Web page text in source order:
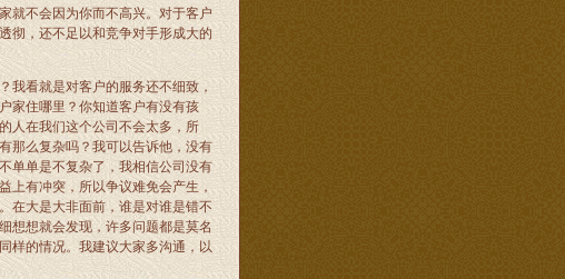
就不会因为你而不高兴。对于客户
彻，还不足以和竞争对手形成大的
我看就是对客户的服务还不细致，
家住哪里？你知道客户有没有孩
人在我们这个公司不会太多，所
那么复杂吗？我可以告诉他，没有
单单是不复杂了，我相信公司没有
上有冲突，所以争议难免会产生，
在大是大非面前，谁是对谁是错不
想想就会发现，许多问题都是莫名
样的情况。我建议大家多沟通，以